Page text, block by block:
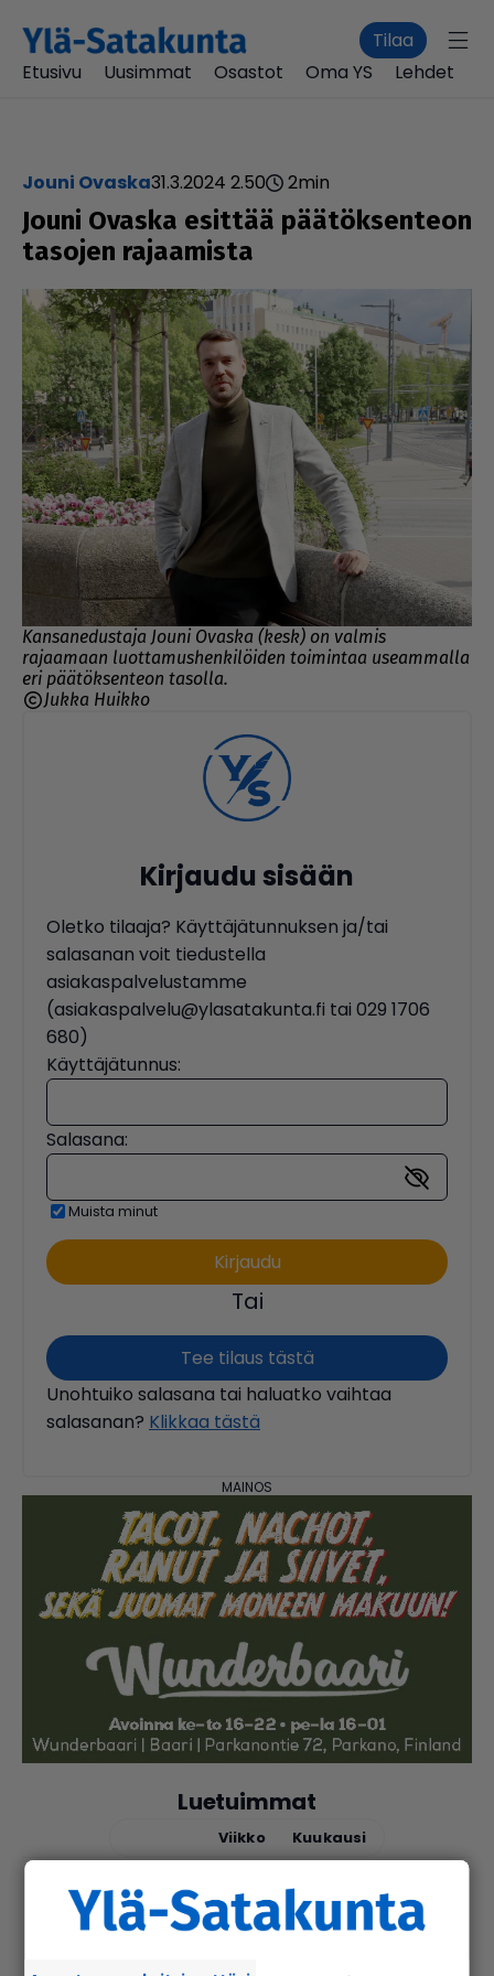
Tilaa
Etusivu
Uusimmat Osastot Oma YS Lehdet
Jouni Ovaska31.3.2024 2.50 2min
Jouni Ovaska esittää pää­tök­sen­teon
tasojen rajaa­mista
Kansanedustaja Jouni Ovaska (kesk) on valmis
rajaamaan luottamushenkilöiden toimintaa useammalla
eri päätöksenteon tasolla.
Jukka Huikko
Kirjaudu sisään
Oletko tilaaja? Käyttäjätunnuksen ja/tai
salasanan voit tiedustella
asiakaspalvelustamme
(asiakaspalvelu@ylasatakunta.fi tai 029 1706
680)
Käyttäjätunnus:
Salasana:
Muista minut
Tai
Tee tilaus tästä
Unohtuiko salasana tai haluatko vaihtaa
salasanan? Klikkaa tästä
Luetuimmat
Viikko Kuukausi
Seu­ra­kun­ta­ko­din ala­ker­rassa vesi­va­
hinko Par­ka­nossa – toi­min­toja jär­jes­